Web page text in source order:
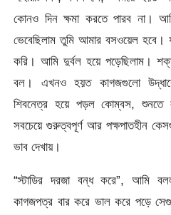
কোনও দিন ক্ষমা করতে পারব না।
ভেবেছিলাম তুমি আমার বসওয়েল
করি। আমি দুর্বল হয়ে পড়েছিলাম।
বল। এখনও হয়ত কাগজগুলো
শিবনেত্র হয়ে পড়ল কোম্বস, শুনতে
সবচেয়ে গুরুত্বপূর্ণ আর পক্ষপাতহীন
ভাব দেখায়।
“স্টাডির দরজা বন্ধ করে”, আমি
কাগজপত্র বার করে ভাল করে পড়ে